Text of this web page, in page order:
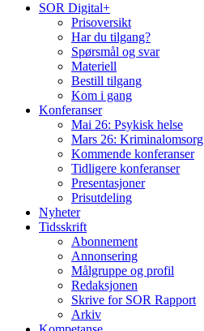
SOR Digital+
Prisoversikt
Har du tilgang?
Spørsmål og svar
Materiell
Bestill tilgang
Kom i gang
Konferanser
Mai 26: Psykisk helse
Mars 26: Kriminal­omsorg
Kommende konferanser
Tidligere konferanser
Presentasjoner
Prisutdeling
Nyheter
Tidsskrift
Abonnement
Annonsering
Målgruppe og profil
Redaksjonen
Skrive for SOR Rapport
Arkiv